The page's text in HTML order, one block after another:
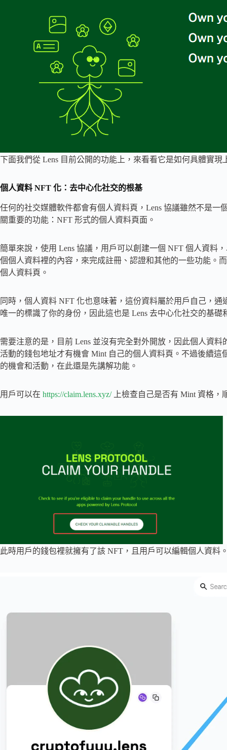
下面我們從 Lens 目前公開的功能上，來看看它是如何具體實現
個人資料 NFT 化：去中心化社交的根基
任何的社交媒體軟件都會有個人資料頁，Lens 協議雖然不是
關重要的功能：NFT 形式的個人資料頁面。
簡單來說，使用 Lens 協議，用戶可以創建一個 NFT 個人資料
個個人資料裡的內容，來完成註冊、認證和其他的一些功能。
個人資料頁。
同時，個人資料 NFT 化也意味著，這份資料屬於用戶自己，
唯一的標識了你的身份，因此這也是 Lens 去中心化社交的基礎
需要注意的是，目前 Lens 並沒有完全對外開放，因此個人資
活動的錢包地址才有機會 Mint 自己的個人資料頁。不過後續
的機會和活動，在此還是先講解功能。
用戶可以在 https://claim.lens.xyz/上檢查自己是否有 Mint 資格，
此時用戶的錢包裡就擁有了該 NFT，且用戶可以編輯個人資料